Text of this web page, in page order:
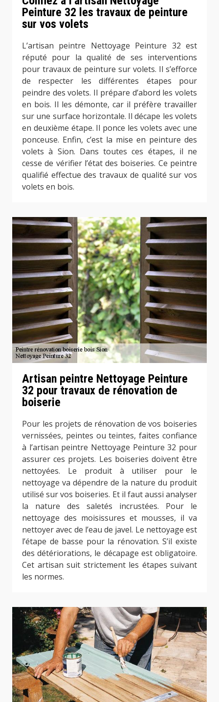
Peinture 32 les travaux de peinture
sur vos volets
L’artisan peintre Nettoyage Peinture 32 est
réputé pour la qualité de ses interventions
pour travaux de peinture sur volets. Il s’efforce
de respecter les différentes étapes pour
peindre des volets. Il prépare d’abord les volets
en bois. Il les démonte, car il préfère travailler
sur une surface horizontale. Il décape les volets
en deuxième étape. Il ponce les volets avec une
ponceuse. Enfin, c’est la mise en peinture des
volets à Sion. Dans toutes ces étapes, il ne
cesse de vérifier l’état des boiseries. Ce peintre
qualifié effectue des travaux de qualité sur vos
volets en bois.
Artisan peintre Nettoyage Peinture
32 pour travaux de rénovation de
boiserie
Pour les projets de rénovation de vos boiseries
vernissées, peintes ou teintes, faites confiance
à l’artisan peintre Nettoyage Peinture 32 pour
assurer ces projets. Les boiseries doivent être
nettoyées. Le produit à utiliser pour le
nettoyage va dépendre de la nature du produit
utilisé sur vos boiseries. Et il faut aussi analyser
la nature des saletés incrustées. Pour le
nettoyage des moisissures et mousses, il va
nettoyer avec de l’eau de javel. Le nettoyage est
l’étape de basse pour la rénovation. S’il existe
des détériorations, le décapage est obligatoire.
Cet artisan suit strictement les étapes suivant
les normes.